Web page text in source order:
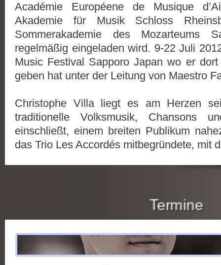
Académie Européene de Musique
Akademie für Musik Schloss
Sommerakademie des Mozarteums
regelmäßig eingeladen wird. 9-22 Juli
Music Festival Sapporo Japan wo er
geben hat unter der Leitung von Maestro
Christophe Villa liegt es am Herzen
traditionelle Volksmusik, Chansons
einschließt, einem breiten Publikum
das Trio Les Accordés mitbegründete, mit
Termine